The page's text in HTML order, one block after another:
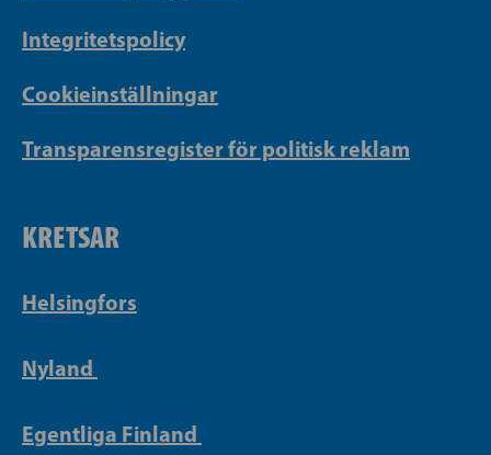
Integritetspolicy
Cookieinställningar
Transparensregister för politisk reklam
KRETSAR
Helsingfors
Nyland
Egentliga Finland